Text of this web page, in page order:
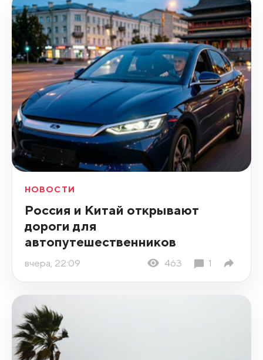
НОВОСТИ
Россия и Китай открывают
дороги для
автопутешественников
вчера, 22:09 463 1